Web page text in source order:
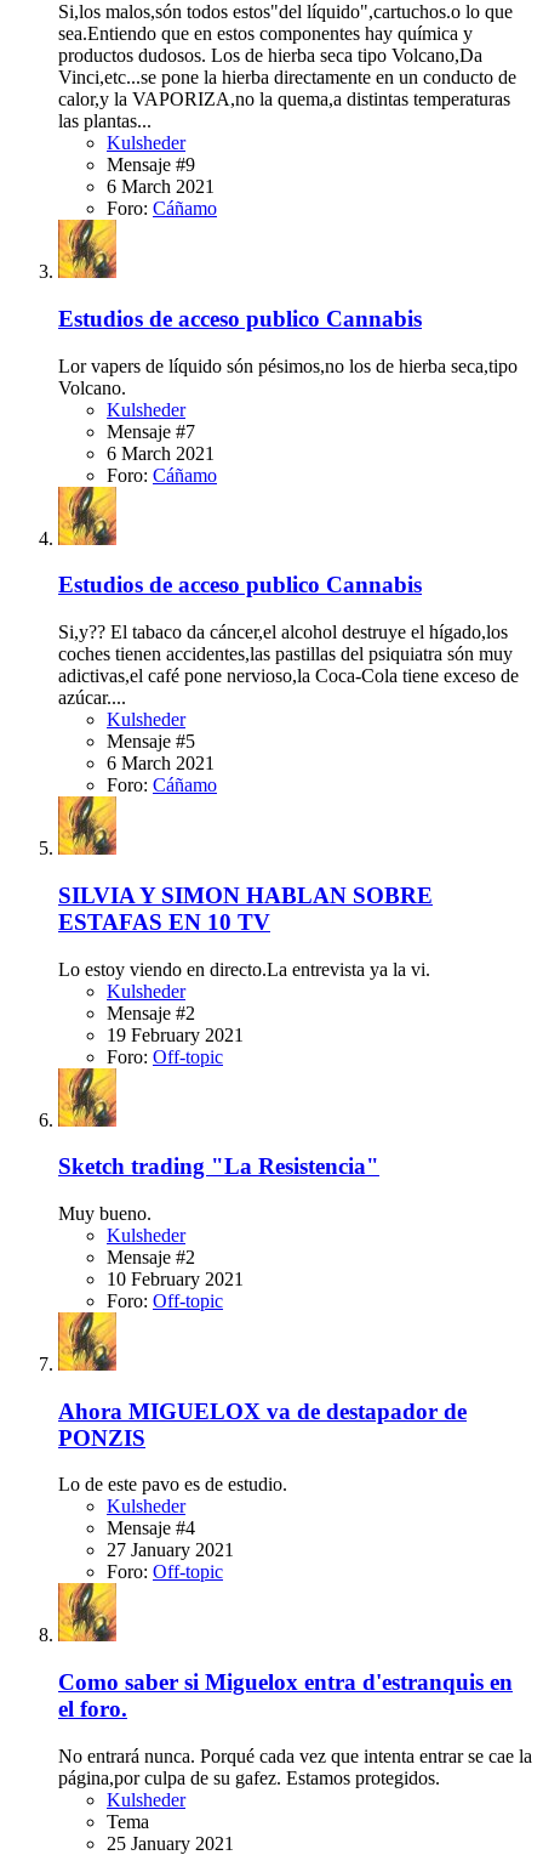
Si,los malos,són todos estos"del líquido",cartuchos.o lo que
sea.Entiendo que en estos componentes hay química y
productos dudosos. Los de hierba seca tipo Volcano,Da
Vinci,etc...se pone la hierba directamente en un conducto de
calor,y la VAPORIZA,no la quema,a distintas temperaturas
las plantas...
Kulsheder
Mensaje #9
6 March 2021
Foro: Cáñamo
Estudios de acceso publico Cannabis
Lor vapers de líquido són pésimos,no los de hierba seca,tipo
Volcano.
Kulsheder
Mensaje #7
6 March 2021
Foro: Cáñamo
Estudios de acceso publico Cannabis
Si,y?? El tabaco da cáncer,el alcohol destruye el hígado,los
coches tienen accidentes,las pastillas del psiquiatra són muy
adictivas,el café pone nervioso,la Coca-Cola tiene exceso de
azúcar....
Kulsheder
Mensaje #5
6 March 2021
Foro: Cáñamo
SILVIA Y SIMON HABLAN SOBRE
ESTAFAS EN 10 TV
Lo estoy viendo en directo.La entrevista ya la vi.
Kulsheder
Mensaje #2
19 February 2021
Foro: Off-topic
Sketch trading "La Resistencia"
Muy bueno.
Kulsheder
Mensaje #2
10 February 2021
Foro: Off-topic
Ahora MIGUELOX va de destapador de
PONZIS
Lo de este pavo es de estudio.
Kulsheder
Mensaje #4
27 January 2021
Foro: Off-topic
Como saber si Miguelox entra d'estranquis en
el foro.
No entrará nunca. Porqué cada vez que intenta entrar se cae la
página,por culpa de su gafez. Estamos protegidos.
Kulsheder
Tema
25 January 2021